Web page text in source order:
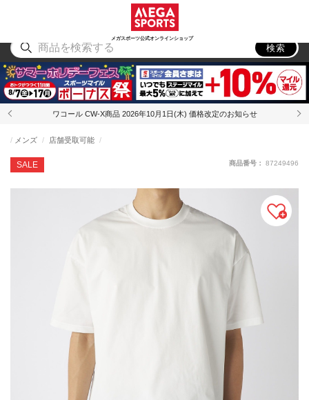
メガスポーツ公式オンラインショップ
アウトドア
検索
ワコール CW-X商品 2026年10月1日(木) 価格改定のお知らせ
SALE
メンズ 店舗受取可能
商品番号： 87249496